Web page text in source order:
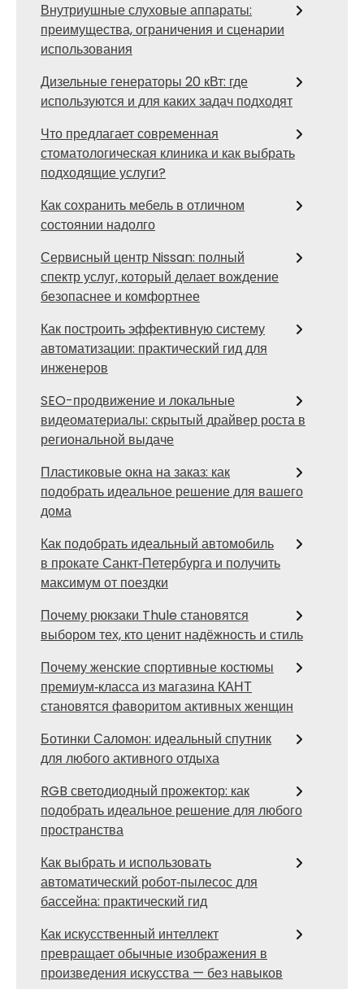
Внутриушные слуховые аппараты:
преимущества, ограничения и сценарии
использования
Дизельные генераторы 20 кВт: где
используются и для каких задач подходят
Что предлагает современная
стоматологическая клиника и как выбрать
подходящие услуги?
Как сохранить мебель в отличном
состоянии надолго
Сервисный центр Nissan: полный
спектр услуг, который делает вождение
безопаснее и комфортнее
Как построить эффективную систему
автоматизации: практический гид для
инженеров
SEO-продвижение и локальные
видеоматериалы: скрытый драйвер роста в
региональной выдаче
Пластиковые окна на заказ: как
подобрать идеальное решение для вашего
дома
Как подобрать идеальный автомобиль
в прокате Санкт‑Петербурга и получить
максимум от поездки
Почему рюкзаки Thule становятся
выбором тех, кто ценит надёжность и стиль
Почему женские спортивные костюмы
премиум‑класса из магазина КАНТ
становятся фаворитом активных женщин
Ботинки Саломон: идеальный спутник
для любого активного отдыха
RGB светодиодный прожектор: как
подобрать идеальное решение для любого
пространства
Как выбрать и использовать
автоматический робот‑пылесос для
бассейна: практический гид
Как искусственный интеллект
превращает обычные изображения в
произведения искусства — без навыков